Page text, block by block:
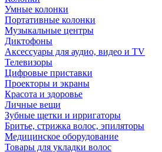
Умные колонки
Портативные колонки
Музыкальные центры
Диктофоны
Аксессуары для аудио, видео и TV
Телевизоры
Цифровые приставки
Проекторы и экраны
Красота и здоровье
Личные вещи
Зубные щетки и ирригаторы
Бритье, стрижка волос, эпиляторы
Медицинское оборудование
Товары для укладки волос